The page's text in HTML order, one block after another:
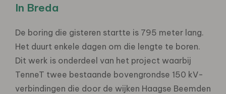
In Breda
De boring die gisteren startte is 795 meter lang.
Het duurt enkele dagen om die lengte te boren.
Dit werk is onderdeel van het project waarbij
TenneT twee bestaande bovengrondse 150 kV-
verbindingen die door de wijken Haagse Beemden